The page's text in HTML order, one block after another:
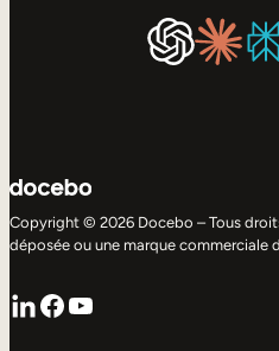
Copyright © 2026 Docebo – Tous
déposée ou une marque commerciale
LinkedIn
Facebook
YouTube